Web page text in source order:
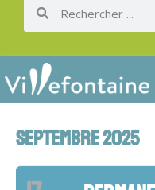
SEPTEMBRE 2025